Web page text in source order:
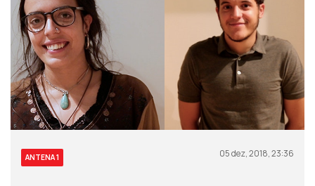
ANTENA 1 05 dez, 2018, 23:36